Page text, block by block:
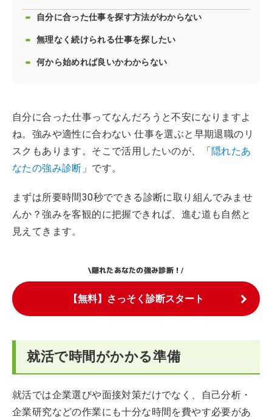
自分に合った仕事を探す方法がわからない
無理なく続けられる仕事を探したい
何から始めれば良いかわからない
自分に合った仕事ってなんだろうと不安になりますよ
ね。強みや適性に合わない 仕事を選ぶと早期退職のリ
スクもあります。そこで活用したいのが、「隠れたあ
なたの強み診断 」です。
まずは所要時間30秒でできる診断に取り組んでみませ
んか？強みを客観的に把握できれば、進む道も自然と
見えてきます。
\隠れたあなたの強み診断！/
【無料】さっそく診断スタート
就活で時間がかかる準備
就活では企業選びや面接対策だけでなく、自己分析・
企業研究などの作業にも十分な時間を費やす必要があ